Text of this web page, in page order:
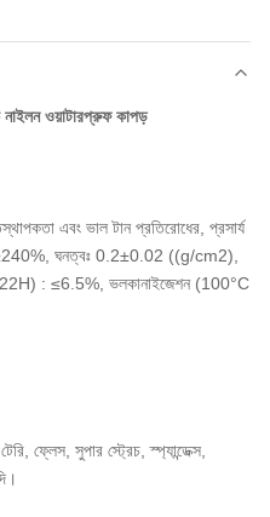
ওয়াটারপ্রুফ কাপড়
এবং ভাল টান প্রতিরোধের, প্রসার্য
ঘনত্বঃ 0.2±0.02 ((g/cm2),
: ≤6.5%, ভলকানাইজেশন (100°C
ফ্লেস, সুপার স্ট্রেচ, স্প্যান্ডেক্স,